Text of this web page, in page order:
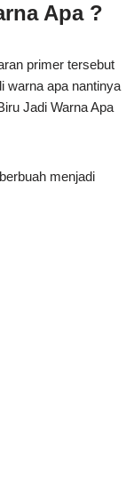
Apa ?
primer tersebut
warna apa nantinya
Jadi Warna Apa
menjadi